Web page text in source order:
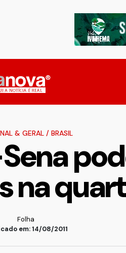
& GERAL/ BRASIL
na
Folha
em: 14/08/2011